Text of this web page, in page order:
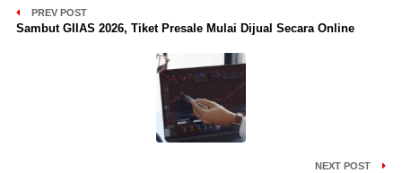
PREV POST
Sambut GIIAS 2026, Tiket Presale Mulai Dijual Secara Online
NEXT POST